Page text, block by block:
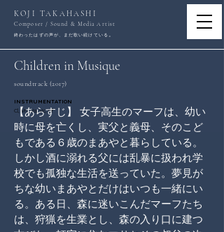
KOJI TAKAHASHI
Composer / Sound & Media Artist
終わったはずの声が、まだ歌い続けている 。
Children in Musique
soundtrack (2017)
INSTRUMENTATION
Cl, Vn, Va, Vc, Pf
【あらすじ】 女子高生のマーフは、幼い
時に母を亡くし、実父と義母、そのこど
もである６歳のまあやと暮らしている。
しかし酒に溺れる父には乱暴に扱われ学
校でも孤独な生活を送っていた。夢見が
ちな幼いまあやとだけはいつも一緒にい
る。ある日、森に迷いこんだマーフたち
は、狩猟を生業とし、森の入り口に建つ